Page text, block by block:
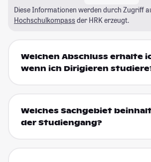
Diese Informationen werden durch Zugriff
Hochschulkompass der HRK erzeugt.
Welchen Abschluss erhalte
wenn ich Dirigieren
Welches Sachgebiet
der Studiengang?